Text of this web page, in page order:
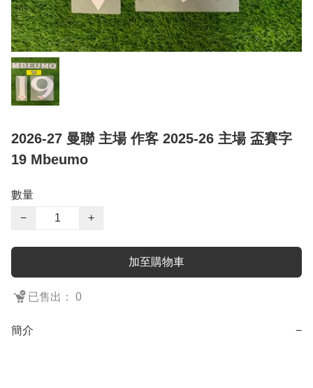
2026-27 曼聯 主場 作客 2025-26 主場 盃賽字
19 Mbeumo
數量
−
+
加至購物車
已售出： 0
簡介 −